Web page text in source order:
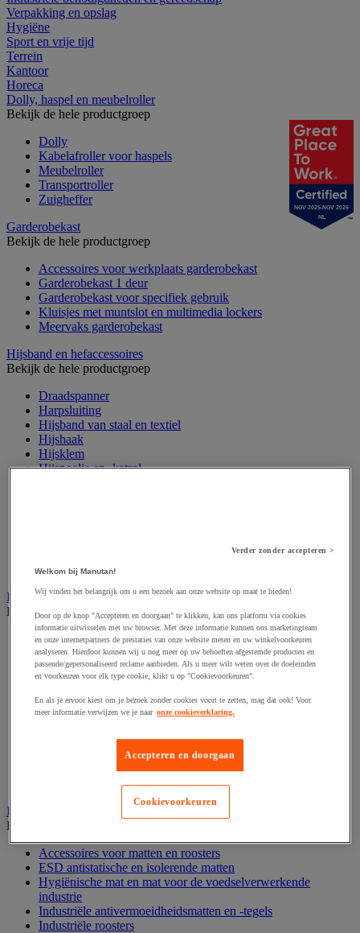
Verpakking en opslag
Hygiëne
Sport en vrije tijd
Terrein
Kantoor
Horeca
Dolly, haspel en meubelroller
Bekijk de hele productgroep
Dolly
Kabelafroller voor haspels
Meubelroller
Transportroller
Zuigheffer
Garderobekast
Bekijk de hele productgroep
Accessoires voor werkplaats garderobekast
Garderobekast 1 deur
Garderobekast voor specifiek gebruik
Kluisjes met muntslot en multimedia lockers
Meervaks garderobekast
Hijsband en hefaccessoires
Bekijk de hele productgroep
Draadspanner
Harpsluiting
Hijsband van staal en textiel
Hijshaak
Hijsklem
Hijspoelie en -katrol
Touw en draad
Industriële en magazijnstellingen
Bekijk de hele productgroep
Doorschuifstelling en doorrolstelling
Draagarmstelling voor lange lasten
Entresol voor magazijn
Lichte stelling
Middelzware stelling
Palletstelling
Stelling voor detail- en groothandel
Stellingen voor de automobielindustrie
Voedingstelling
Industriële mat, tegel en rooster
Bekijk de hele productgroep
Accessoires voor matten en roosters
ESD antistatische en isolerende matten
Hygiënische mat en mat voor de voedselverwerkende
industrie
Industriële antivermoeidheidsmatten en -tegels
Industriële roosters
NOV 2025-NOV 2026
NL
Verder zonder accepteren >
Welkom bij Manutan!
Wij vinden het belangrijk om u een bezoek aan onze website op maat te bieden!
Door op de knop "Accepteren en doorgaan" te klikken, kan ons platform via cookies
informatie uitwisselen met uw browser. Met deze informatie kunnen ons marketingteam
en onze internetpartners de prestaties van onze website meten en uw winkelvoorkeuren
analyseren. Hierdoor kunnen wij u nog meer op uw behoeften afgestemde producten en
passende/gepersonaliseerd reclame aanbieden. Als u meer wilt weten over de doeleinden
en voorkeuren voor elk type cookie, klikt u op "Cookievoorkeuren".
En als je ervoor kiest om je bezoek zonder cookies voort te zetten, mag dat ook! Voor
meer informatie verwijzen we je naar onze cookieverklaring.
Accepteren en doorgaan
Cookievoorkeuren